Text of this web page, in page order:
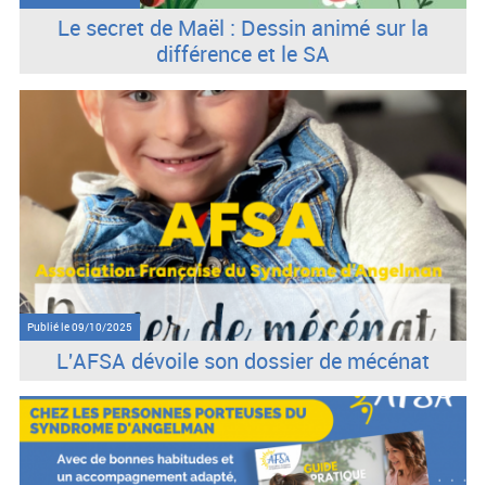
Le secret de Maël : Dessin animé sur la
différence et le SA
Publié le09/10/2025
L'AFSA dévoile son dossier de mécénat